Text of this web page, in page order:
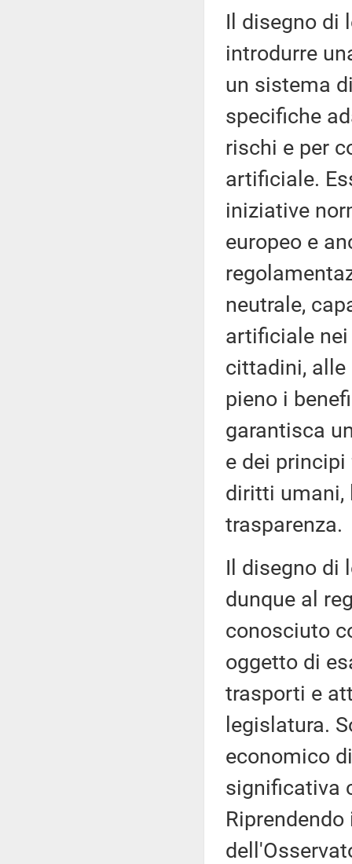
Il disegno di
introdurre
un sistema
specifiche
rischi e per
artificiale.
iniziative
europeo e
neutrale,
artificiale
cittadini,
pieno i
garantisca
e dei
diritti
trasparenza.
Il disegno di
dunque al
conosciuto
oggetto di
trasporti e
legislatura.
economico
significativa